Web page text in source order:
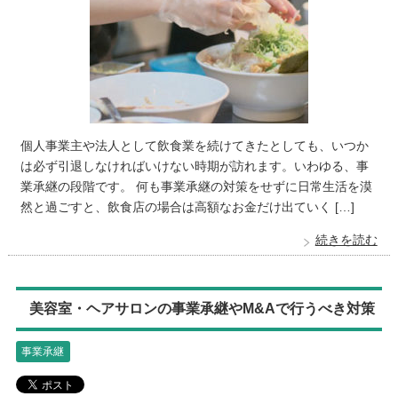
個人事業主や法人として飲食業を続けてきたとしても、いつか
は必ず引退しなければいけない時期が訪れます。いわゆる、事
業承継の段階です。 何も事業承継の対策をせずに日常生活を漠
然と過ごすと、飲食店の場合は高額なお金だけ出ていく […]
続きを読む
美容室・ヘアサロンの事業承継やM&Aで行うべき対策
事業承継